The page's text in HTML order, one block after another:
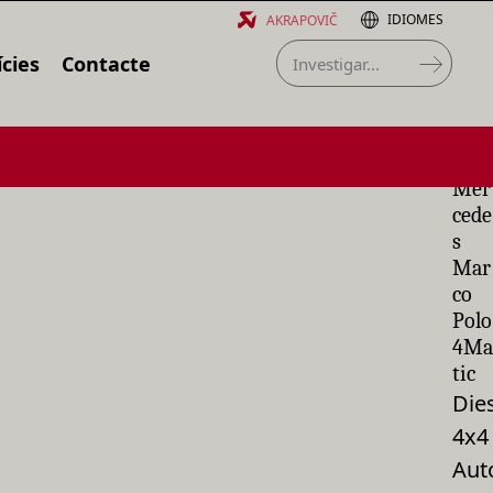
Contacte
IDIOMES
AKRAPOVIČ
Mer
cede
s
Mar
co
Polo
4Ma
tic
4x4